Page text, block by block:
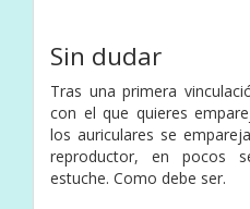
Sin dudar
Tras una primera
con el que quieres
los auriculares se
reproductor, en pocos
estuche. Como debe ser.